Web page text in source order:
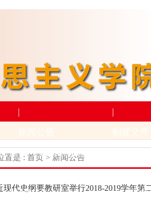
量
|
新闻动态 通知公告
|
学术科研
下
置是 : 首页> 新闻公告
现代史纲要教研室举行2018-2019学年第